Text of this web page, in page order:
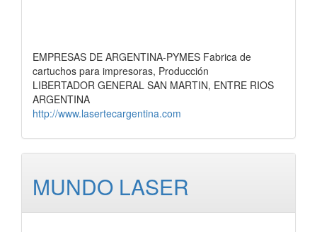
EMPRESAS DE ARGENTINA-PYMES Fabrica de
cartuchos para impresoras, Producción
LIBERTADOR GENERAL SAN MARTIN, ENTRE RIOS
ARGENTINA
http://www.lasertecargentina.com
MUNDO LASER